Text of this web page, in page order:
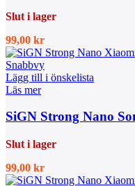
Slut i lager
99,00 kr
Snabbvy
Lägg till i önskelista
Läs mer
SiGN Strong Nano
Slut i lager
99,00 kr